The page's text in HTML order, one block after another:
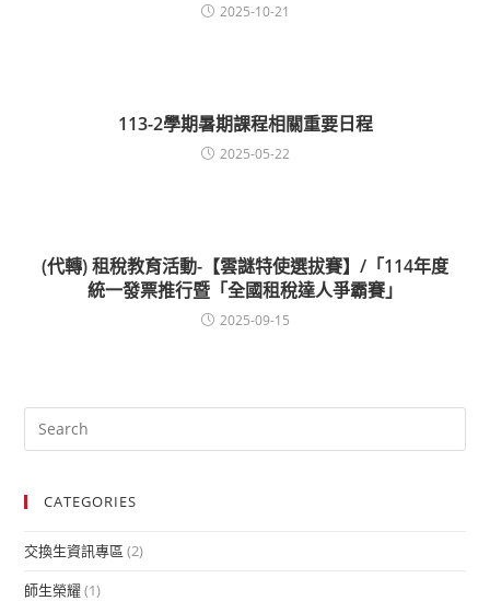
2025-10-21
113-2學期暑期課程相關重要日程
2025-05-22
(代轉) 租稅教育活動-【雲謎特使選拔賽】/「114年度
統一發票推行暨「全國租稅達人爭霸賽」
2025-09-15
CATEGORIES
交換生資訊專區 (2)
師生榮耀(1)